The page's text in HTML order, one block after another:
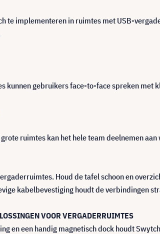
te implementeren in ruimtes met USB-
kunnen gebruikers face-to-face spreken met
ruimtes kan het hele team deelnemen
Houd de tafel schoon en
kabelbevestiging houdt de verbindingen
VOOR VERGADERRUIMTES
en een handig magnetisch dock houdt